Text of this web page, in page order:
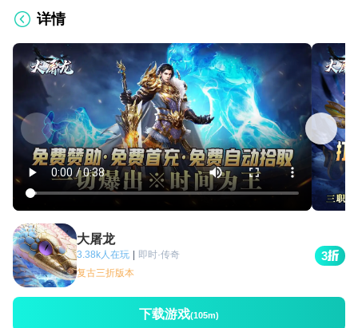
详情
大屠龙
3.38k人在玩 | 即时·传奇
复古三折版本
3
下载游戏(105m)